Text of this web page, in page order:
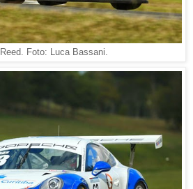
Foto: Luca Bassani.